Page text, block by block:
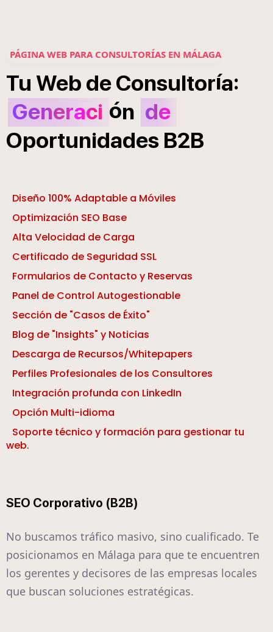
PÁGINA WEB PARA CONSULTORÍAS EN MÁLAGA
Tu Web deConsultoría:
Generaci ón de
Oportunidades B2B
Diseño 100% Adaptable a Móviles
Optimización SEO Base
Alta Velocidad de Carga
Certificado de Seguridad SSL
Formularios de Contacto y Reservas
Panel de Control Autogestionable
Sección de "Casos de Éxito"
Blog de "Insights" y Noticias
Descarga de Recursos/Whitepapers
Perfiles Profesionales de los Consultores
Integración profunda con LinkedIn
Opción Multi-idioma
Soporte técnico y formación para gestionar tu
web.
SEO Corporativo (B2B)
No buscamos tráfico masivo, sino cualificado. Te
posicionamos en Málaga para que te encuentren
los gerentes y decisores de las empresas locales
que buscan soluciones estratégicas.